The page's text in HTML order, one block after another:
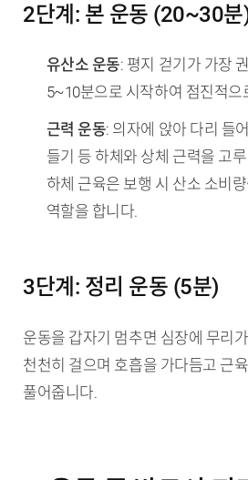
2단계: 본 운동 (20~30분
유산소 운동: 평지 걷기가 가장
5~10분으로 시작하여 점진적으
근력 운동: 의자에 앉아 다리 들
들기 등 하체와 상체 근력을 고
하체 근육은 보행 시 산소 소비
역할을 합니다.
3단계: 정리 운동 (5분)
운동을 갑자기 멈추면 심장에 무리
천천히 걸으며 호흡을 가다듬고 근
풀어줍니다.